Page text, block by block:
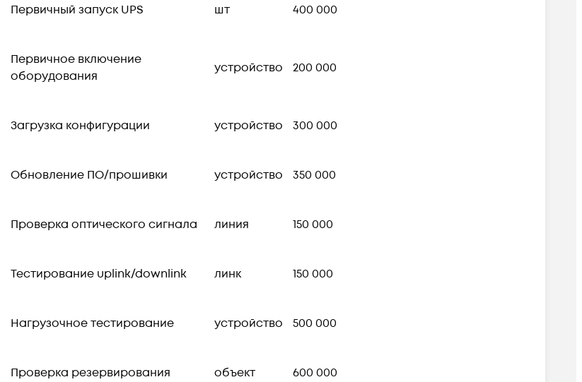
Первичный запуск UPS шт 400 000
Первичное включение
оборудования
устройство 200 000
Загрузка конфигурации устройство 300 000
Обновление ПО/прошивки устройство 350 000
Проверка оптического сигнала линия 150 000
Тестирование uplink/downlink линк 150 000
Нагрузочное тестирование устройство 500 000
Проверка резервирования объект 600 000